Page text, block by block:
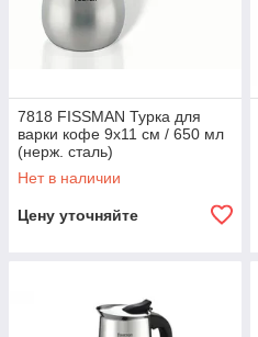
7818 FISSMAN Турка для
варки кофе 9x11 см / 650 мл
(нерж. сталь)
Нет в наличии
Цену уточняйте